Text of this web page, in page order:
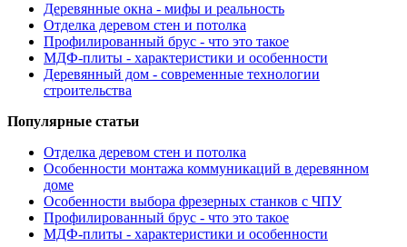
Деревянные окна - мифы и реальность
Отделка деревом стен и потолка
Профилированный брус - что это такое
МДФ-плиты - характеристики и особенности
Деревянный дом - современные технологии
строительства
Популярные статьи
Отделка деревом стен и потолка
Особенности монтажа коммуникаций в деревянном
доме
Особенности выбора фрезерных станков с ЧПУ
Профилированный брус - что это такое
МДФ-плиты - характеристики и особенности